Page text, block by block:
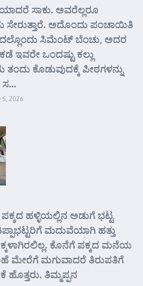
ಸಾಕು. ಅವರೆಲ್ಲರೂ
ಸೇರುತ್ತಾರೆ. ಅದೊಂದು ಪಂಚಾಯಿತಿ
ಸಿಮೆಂಟ್ ಬೆಂಚು, ಅದರ
ಇವರೇ ಒಂದಷ್ಟು ಕಲ್ಲು
ತಂದು ಕೊಡುವುದಕ್ಕೆ ಪೀಠಗಳನ್ನು
5, 2026
ಹಳ್ಳಿಯಲ್ಲಿನ ಅಡುಗೆ ಭಟ್ಟ
ಮದುವೆಯಾಗಿ ಹತ್ತು
ಕೊನೆಗೆ ಪಕ್ಕದ ಮನೆಯ
ಮೇರೆಗೆ ಮಗುವಾದರೆ ತಿರುಪತಿಗೆ
ತಿಮ್ಮಪ್ಪನ